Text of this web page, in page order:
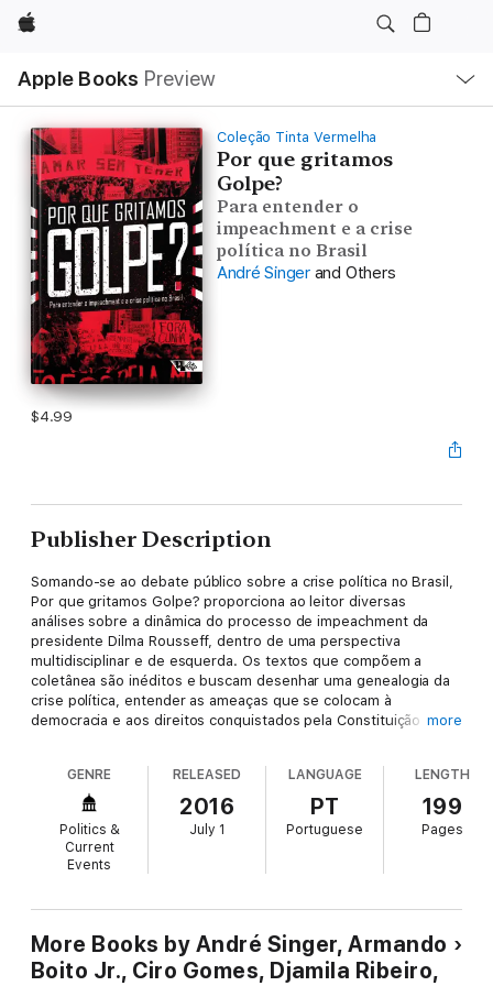
Apple
Apple Books Preview
Nav
Open
Menu
Coleção Tinta Vermelha
Por que gritamos
Golpe?
Para entender o
impeachment e a crise
política no Brasil
André Singer and Others
$4.99
Publisher Description
Somando-se ao debate público sobre a crise política no Brasil,
Por que gritamos Golpe? proporciona ao leitor diversas
análises sobre a dinâmica do processo de impeachment da
presidente Dilma Rousseff, dentro de uma perspectiva
multidisciplinar e de esquerda. Os textos que compõem a
coletânea são inéditos e buscam desenhar uma genealogia da
crise política, entender as ameaças que se colocam à
democracia e aos direitos conquistados pela Constituição de
ativistas, representantes de movimentos sociais, jornalistas e
figuras políticas.
Por que gritamos Golpe? conta ainda com epígrafe de Paulo
Arantes, textos de capa de Boaventura de Sousa Santos e
more
GENRE
Politics &
Current
Events
RELEASED
2016
July 1
LANGUAGE
PT
Portuguese
LENGTH
199
Pages
More Books by André Singer, Armando
Boito Jr., Ciro Gomes, Djamila Ribeiro,